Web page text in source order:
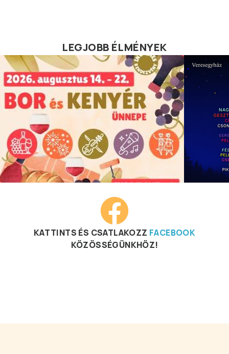
LEGJOBB ÉLMÉNYEK
KATTINTS ÉS CSATLAKOZZ FACEBOOK
KÖZÖSSÉGÜNKHÖZ!